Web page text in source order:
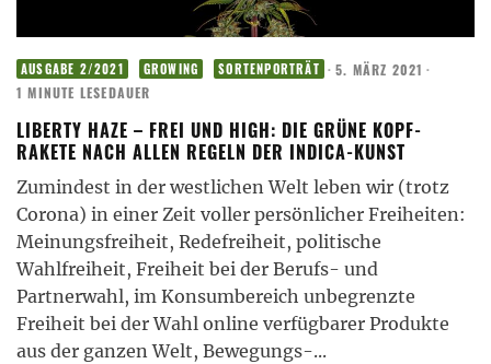
AUSGABE 2/2021 GROWING SORTENPORTRÄT · 5. MÄRZ 2021 ·
1 MINUTE LESEDAUER
LIBERTY HAZE – FREI UND HIGH: DIE GRÜNE KOPF-
RAKETE NACH ALLEN REGELN DER INDICA-KUNST
Zumindest in der westlichen Welt leben wir (trotz
Corona) in einer Zeit voller persönlicher Freiheiten:
Meinungsfreiheit, Redefreiheit, politische
Wahlfreiheit, Freiheit bei der Berufs- und
Partnerwahl, im Konsumbereich unbegrenzte
Freiheit bei der Wahl online verfügbarer Produkte
aus der ganzen Welt, Bewegungs-...